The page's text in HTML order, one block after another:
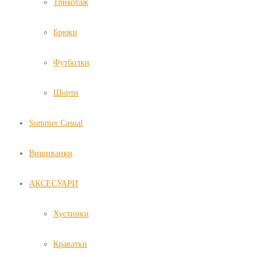
Трикотаж
Брюки
Футболки
Шорти
Summer Casual
Вишиванки
АКСЕСУАРИ
Хустинки
Краватки